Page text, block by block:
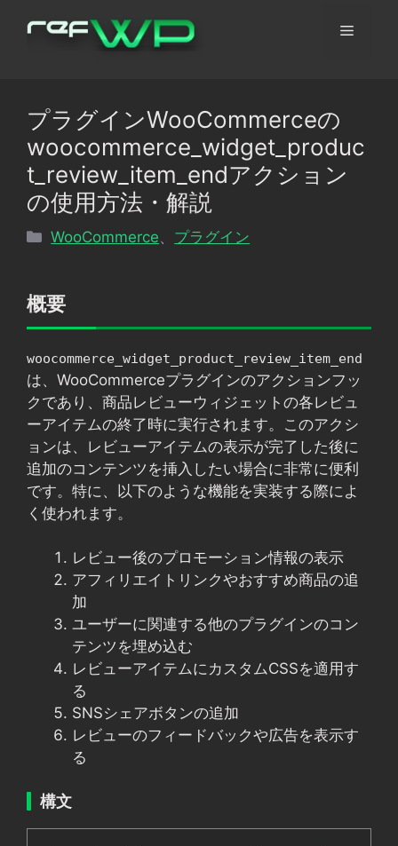
メ
プラグインWooCommerceの
woocommerce_widget_produc
t_review_item_endアクション
の使用方法・解説
カ
リ
WooCommerce プラグイン
概要
woocommerce_widget_product_review_item_end
は、WooCommerceプラグインのアクションフッ
クであり、商品レビューウィジェットの各レビュ
ーアイテムの終了時に実行されます。このアクシ
ョンは、レビューアイテムの表示が完了した後に
追加のコンテンツを挿入したい場合に非常に便利
です。特に、以下のような機能を実装する際によ
く使われます。
レビュー後のプロモーション情報の表示
アフィリエイトリンクやおすすめ商品の追
加
ユーザーに関連する他のプラグインのコン
テンツを埋め込む
レビューアイテムにカスタムCSSを適用す
る
SNSシェアボタンの追加
レビューのフィードバックや広告を表示す
る
構文